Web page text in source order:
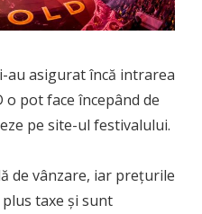
au asigurat încă intrarea
pot face începând de
pe site-ul festivalului.
de vânzare, iar prețurile
taxe și sunt